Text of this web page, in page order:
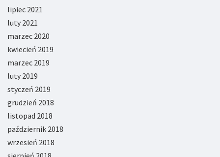
lipiec 2021
luty 2021
marzec 2020
kwiecień 2019
marzec 2019
luty 2019
styczeń 2019
grudzień 2018
listopad 2018
październik 2018
wrzesień 2018